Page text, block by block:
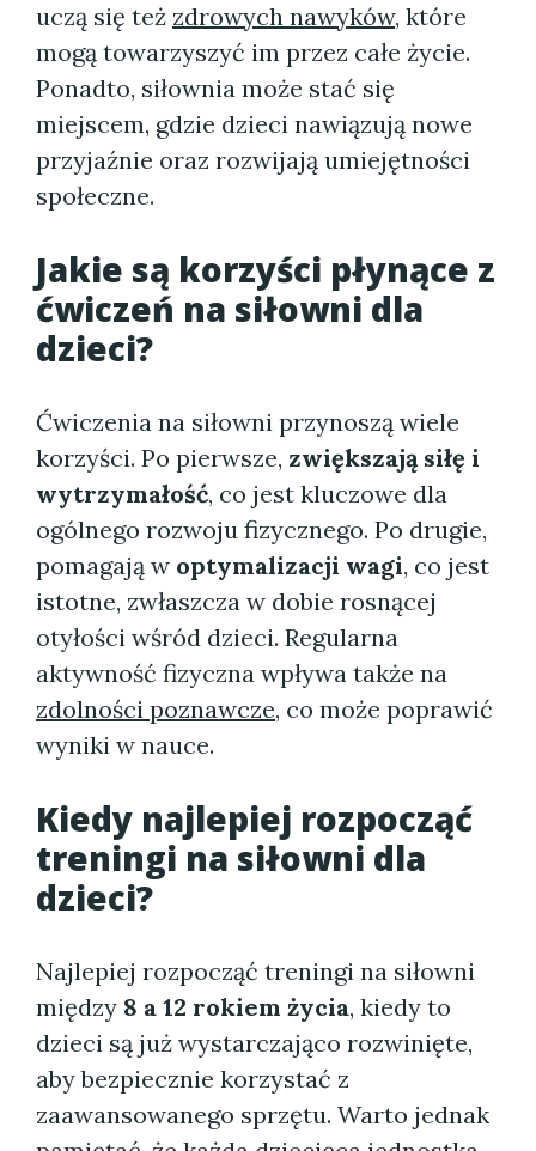
uczą się też zdrowych nawyków, które
mogą towarzyszyć im przez całe życie.
Ponadto, siłownia może stać się
miejscem, gdzie dzieci nawiązują nowe
przyjaźnie oraz rozwijają umiejętności
społeczne.
Jakie są korzyści płynące z
ćwiczeń na siłowni dla
dzieci?
Ćwiczenia na siłowni przynoszą wiele
korzyści. Po pierwsze, zwiększają siłę i
wytrzymałość, co jest kluczowe dla
ogólnego rozwoju fizycznego. Po drugie,
pomagają w optymalizacji wagi, co jest
istotne, zwłaszcza w dobie rosnącej
otyłości wśród dzieci. Regularna
aktywność fizyczna wpływa także na
zdolności poznawcze, co może poprawić
wyniki w nauce.
Kiedy najlepiej rozpocząć
treningi na siłowni dla
dzieci?
Najlepiej rozpocząć treningi na siłowni
między 8 a 12 rokiem życia, kiedy to
dzieci są już wystarczająco rozwinięte,
aby bezpiecznie korzystać z
zaawansowanego sprzętu. Warto jednak